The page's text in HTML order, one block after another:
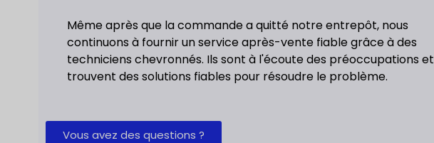
Même après que la commande a quitté notre entrepôt, nous
continuons à fournir un service après-vente fiable grâce à des
techniciens chevronnés. Ils sont à l'écoute des préoccupations et
trouvent des solutions fiables pour résoudre le problème.
Vous avez des questions ?